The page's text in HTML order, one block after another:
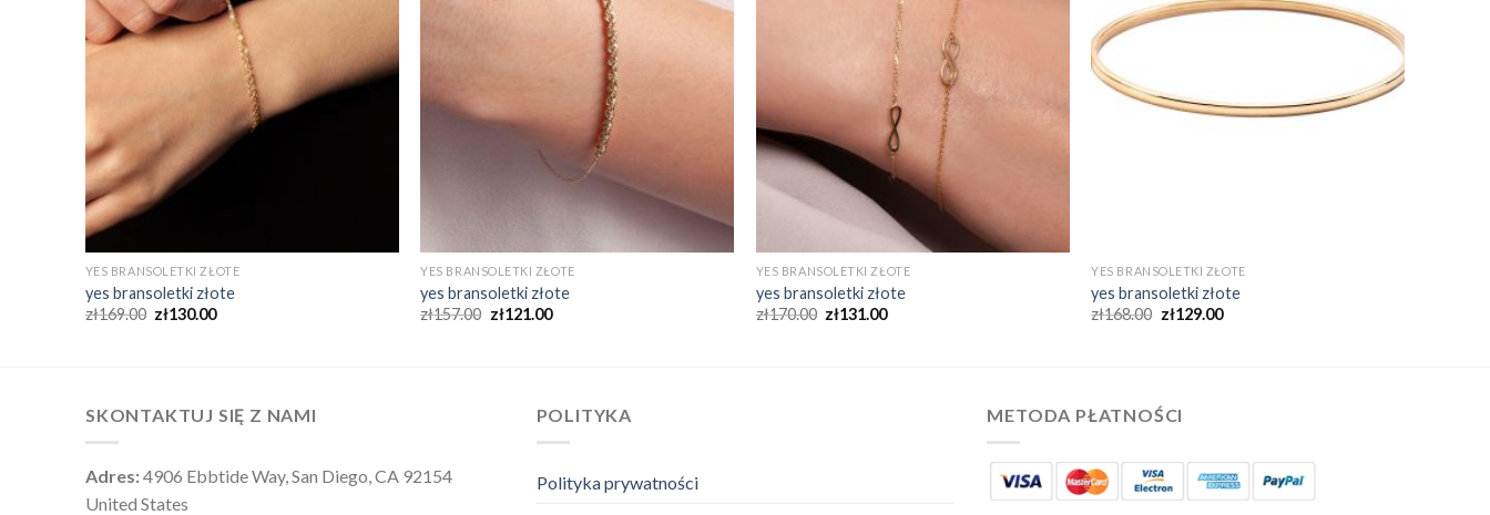
YES BRANSOLETKI ZŁOTE
yes bransoletki złote
zł169.00 zł130.00
YES BRANSOLETKI ZŁOTE
yes bransoletki złote
zł157.00 zł121.00
YES BRANSOLETKI ZŁOTE
yes bransoletki złote
zł170.00 zł131.00
YES BRANSOLETKI ZŁOTE
yes bransoletki złote
zł168.00 zł129.00
SKONTAKTUJ SIĘ Z NAMI
Adres:4906 Ebbtide Way, San Diego, CA 92154
United States
POLITYKA
Polityka prywatności
METODA PŁATNOŚCI